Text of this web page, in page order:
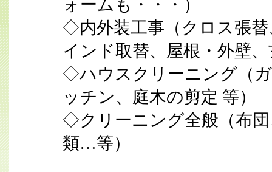
ォームも・・・）
◇内外装工事（クロス張
インド取替、屋根・外壁
◇ハウスクリーニング（
ッチン、庭木の剪定 等）
◇クリーニング全般（布
類…等）